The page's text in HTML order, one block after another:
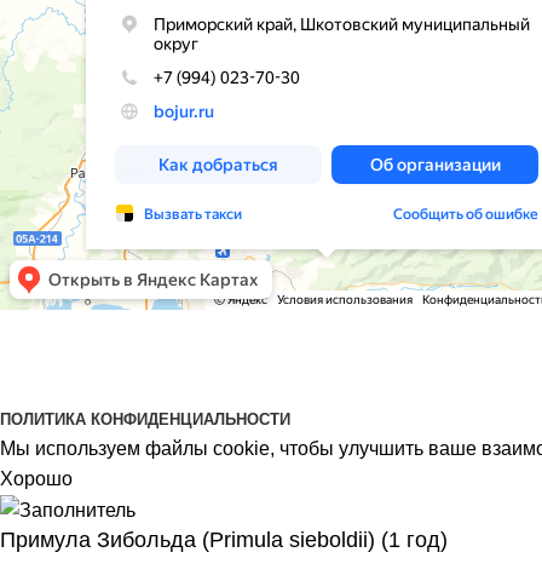
ПОЛИТИКА КОНФИДЕНЦИАЛЬНОСТИ
Мы используем файлы cookie, чтобы улучшить ваше
Хорошо
Примула Зибольда (Primula sieboldii) (1 год)